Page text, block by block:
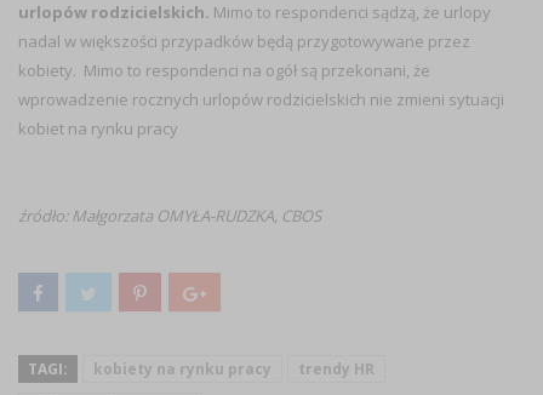
urlopów rodzicielskich. Mimo to respondenci sądzą, że urlopy
nadal w większości przypadków będą przygotowywane przez
kobiety. Mimo to respondenci na ogół są przekonani, że
wprowadzenie rocznych urlopów rodzicielskich nie zmieni sytuacji
kobiet na rynku pracy
źródło: Małgorzata OMYŁA-RUDZKA, CBOS
TAGI: kobiety na rynku pracy
trendy HR